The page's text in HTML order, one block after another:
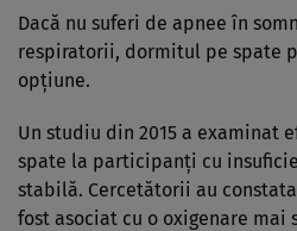
Dacă nu suferi de apnee în
respiratorii, dormitul pe spate
opțiune.
Un studiu din 2015 a examinat
spate la participanți cu
stabilă. Cercetătorii au
fost asociat cu o oxigenare mai